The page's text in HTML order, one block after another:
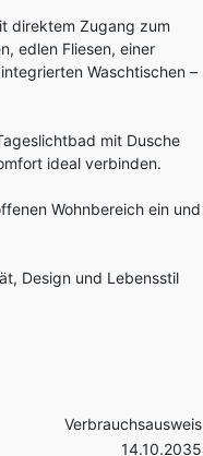
direktem Zugang zum
edlen Fliesen, einer
Waschtischen –
mit Dusche
ideal verbinden.
Wohnbereich ein und
Design und Lebensstil
Verbrauchsausweis
14.10.2035